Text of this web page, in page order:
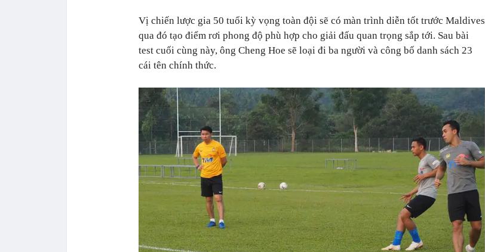
Vị chiến lược gia 50 tuổi kỳ vọng toàn đội sẽ có màn trình diễn tốt trước Maldives
qua đó tạo điểm rơi phong độ phù hợp cho giải đấu quan trọng sắp tới. Sau bài
test cuối cùng này, ông Cheng Hoe sẽ loại đi ba người và công bố danh sách 23
cái tên chính thức.